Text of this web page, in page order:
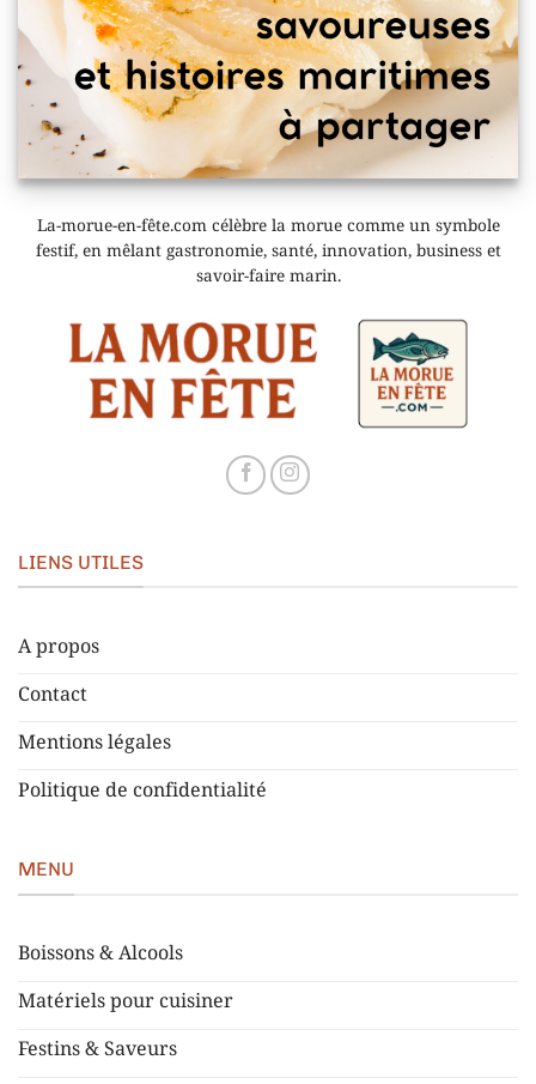
La-morue-en-fête.com célèbre la morue comme un symbole
festif, en mêlant gastronomie, santé, innovation, business et
savoir-faire marin.
LIENS UTILES
A propos
Contact
Mentions légales
Politique de confidentialité
MENU
Boissons & Alcools
Matériels pour cuisiner
Festins & Saveurs